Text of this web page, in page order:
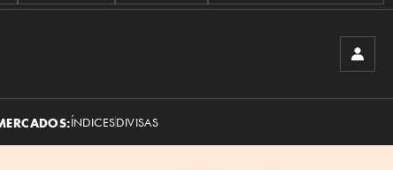
ÍNDICESDIVISAS